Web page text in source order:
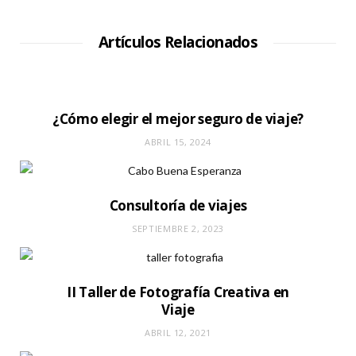
W
Artículos Relacionados
¿Cómo elegir el mejor seguro de viaje?
ABRIL 15, 2024
Consultoría de viajes
SEPTIEMBRE 2, 2023
II Taller de Fotografía Creativa en
Viaje
ABRIL 12, 2021